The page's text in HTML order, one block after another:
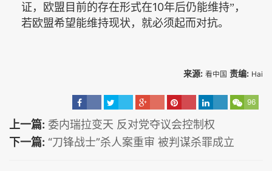
证，欧盟目前的存在形式在10年后仍能维持”，
若欧盟希望能维持现状，就必须起而对抗。
来源: 看中国 责编: Hai
96
上一篇: 委内瑞拉变天 反对党夺议会控制权
下一篇: “刀锋战士”杀人案重审 被判谋杀罪成立